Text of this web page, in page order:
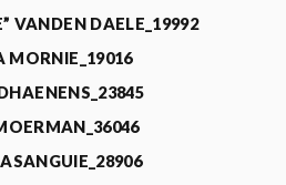
VANDEN DAELE_19992
MORNIE_19016